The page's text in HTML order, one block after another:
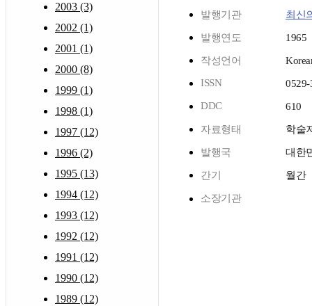
2003 (3)
2002 (1)
2001 (1)
2000 (8)
1999 (1)
1998 (1)
1997 (12)
1996 (2)
1995 (13)
1994 (12)
1993 (12)
1992 (12)
1991 (12)
1990 (12)
1989 (12)
발행기관 최신
발행연도 1965
작성언어
ISSN
0529-
DDC
610
자료형태 학술
발행국 대한
간기 월간
소장기관